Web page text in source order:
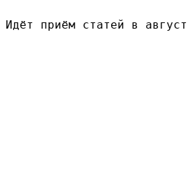
Идёт приём статей в